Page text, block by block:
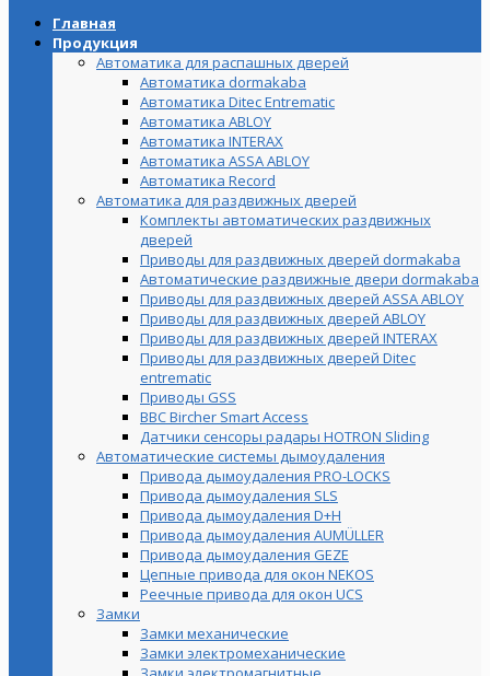
Главная
Продукция
Автоматика для распашных дверей
Автоматика dormakaba
Автоматика Ditec Entrematic
Автоматика ABLOY
Автоматика INTERAX
Автоматика ASSA ABLOY
Автоматика Record
Автоматика для раздвижных дверей
Комплекты автоматических раздвижных
дверей
Приводы для раздвижных дверей dormakaba
Автоматические раздвижные двери dormakaba
Приводы для раздвижных дверей ASSA ABLOY
Приводы для раздвижных дверей ABLOY
Приводы для раздвижных дверей INTERAX
Приводы для раздвижных дверей Ditec
entrematic
Приводы GSS
BBC Bircher Smart Access
Датчики сенсоры радары HOTRON Sliding
Автоматические системы дымоудаления
Привода дымоудаления PRO-LOCKS
Привода дымоудаления SLS
Привода дымоудаления D+H
Привода дымоудаления AUMÜLLER
Привода дымоудаления GEZE
Цепные привода для окон NEKOS
Реечные привода для окон UСS
Замки
Замки механические
Замки электромеханические